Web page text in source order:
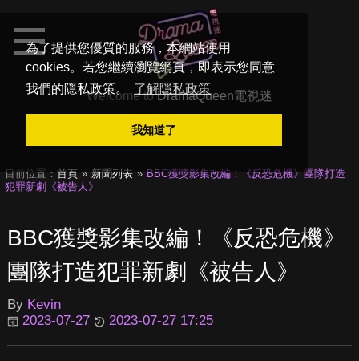
為了提供您優質的服務，本網站使用
cookies。若您繼續瀏覽網頁，即表示您同意
我們的隱私政策。
了解隱私政策
我知道了
Welcome toDramaQueen電視迷
目前位置： 首頁 新聞列表
BBC獲獎影集改編！《反恐危機》團隊打造
犯罪新劇《被告人》
BBC獲獎影集改編！《反恐危機》
團隊打造犯罪新劇《被告人》
By Kevin
2023-07-27
2023-07-27 17:25